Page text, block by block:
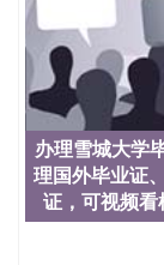
海外学校留
各大院校的
业证，录取通
新信息， 能
寸大小，纸张
原版实物，
们在保证合
质和效率不
咨询顾问：
信
知书，雅思
办理雪城大学
理国外毕业证
证，可视频看